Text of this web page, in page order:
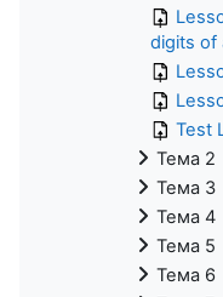
digits of
Test
Тема 2
Тема 3
Тема 4
Тема 5
Тема 6